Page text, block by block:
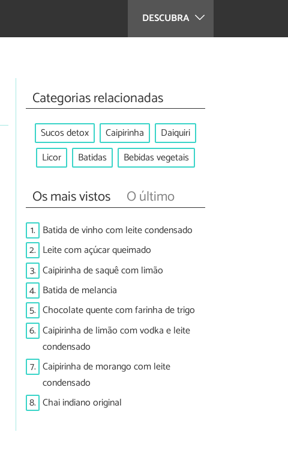
DESCUBRA
Categorias relacionadas
Sucos detox Caipirinha
Daiquiri
Licor
Batidas Bebidas vegetais
Os mais vistos O último
1. Batida de vinho com leite condensado
2. Leite com açúcar queimado
3. Caipirinha de saquê com limão
4. Batida de melancia
5. Chocolate quente com farinha de trigo
6. Caipirinha de limão com vodka e leite
condensado
7. Caipirinha de morango com leite
condensado
8. Chai indiano original